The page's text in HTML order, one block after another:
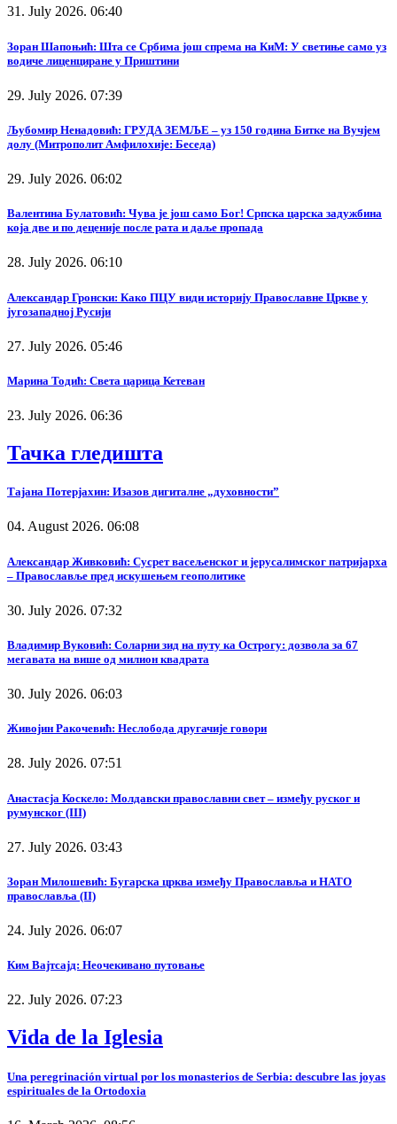
31. July 2026. 06:40
Зоран Шапоњић: Шта се Србима још спрема на КиМ: У светиње само уз
водиче лиценциране у Приштини
29. July 2026. 07:39
Љубомир Ненадовић: ГРУДА ЗЕМЉЕ – уз 150 година Битке на Вучјем
долу (Митрополит Амфилохије: Беседа)
29. July 2026. 06:02
Валентина Булатовић: Чува је још само Бог! Српска царска задужбина
која две и по деценије после рата и даље пропада
28. July 2026. 06:10
Александар Гронски: Како ПЦУ види историју Православне Цркве у
југозападној Русији
27. July 2026. 05:46
Марина Тодић: Света царица Кетеван
23. July 2026. 06:36
Тачка гледишта
Тајана Потерјахин: Изазов дигиталне „духовности”
04. August 2026. 06:08
Александар Живковић: Сусрет васељенског и јерусалимског патријарха
– Православље пред искушењем геополитике
30. July 2026. 07:32
Владимир Вуковић: Соларни зид на путу ка Острогу: дозвола за 67
мегавата на више од милион квадрата
30. July 2026. 06:03
Живојин Ракочевић: Неслобода другачије говори
28. July 2026. 07:51
Анастасја Коскело: Молдавски православни свет – између руског и
румунског (III)
27. July 2026. 03:43
Зоран Милошевић: Бугарска црква између Православља и НАТО
православља (II)
24. July 2026. 06:07
Ким Вајтсајд: Неочекивано путовање
22. July 2026. 07:23
Vida de la Iglesia
Una peregrinación virtual por los monasterios de Serbia: descubre las joyas
espirituales de la Ortodoxia